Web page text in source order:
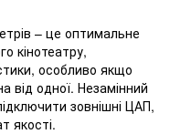
– це оптимальне
кінотеатру,
особливо якщо
від одної. Незамінний
зовнішні ЦАП,
якості.